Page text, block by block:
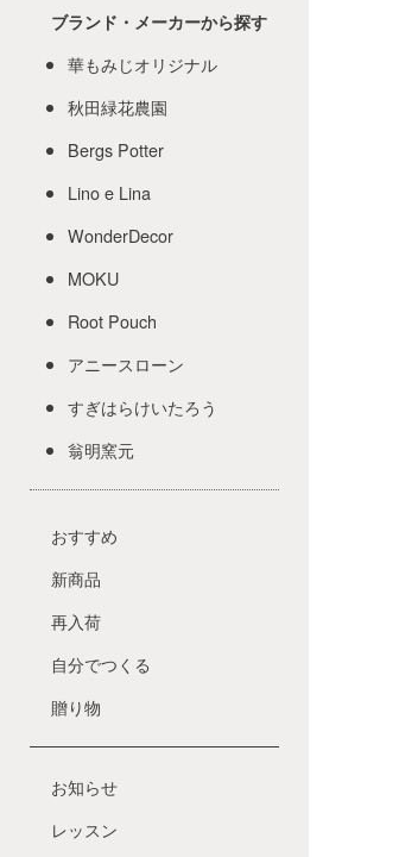
ブランド・メーカーから探す
華もみじオリジナル
秋田緑花農園
Bergs Potter
Lino e Lina
WonderDecor
MOKU
Root Pouch
アニースローン
すぎはらけいたろう
翁明窯元
おすすめ
新商品
再入荷
自分でつくる
贈り物
お知らせ
レッスン